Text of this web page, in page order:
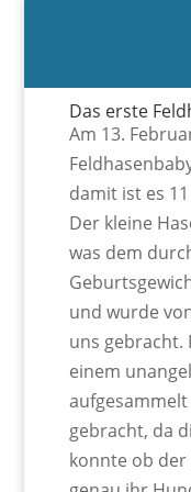
Das erste
Am 13.
damit ist es
Der kleine
was dem
und wurde
uns gebracht.
einem
gebracht, da
konnte ob der